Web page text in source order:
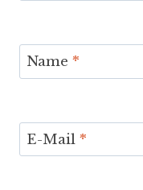
Name *
E-Mail *